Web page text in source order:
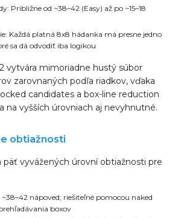
: Približne od ~38–42 (Easy) až po ~15–18
: Každá platná 8x8 hádanka má presne jedno
sa dá odvodiť iba logikou
vytvára mimoriadne hustý súbor
zarovnaných podľa riadkov, vďaka
candidates a box-line reduction
na vyšších úrovniach aj nevyhnutné.
obtiažnosti
vyvážených úrovní obtiažnosti pre
nápoved; riešiteľné pomocou naked
boxov